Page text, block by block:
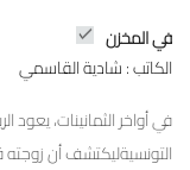
في المخزن
الكاتب : شادية القاسمي
في أواخر الثمانينات،
التونسيةليكتشف أن